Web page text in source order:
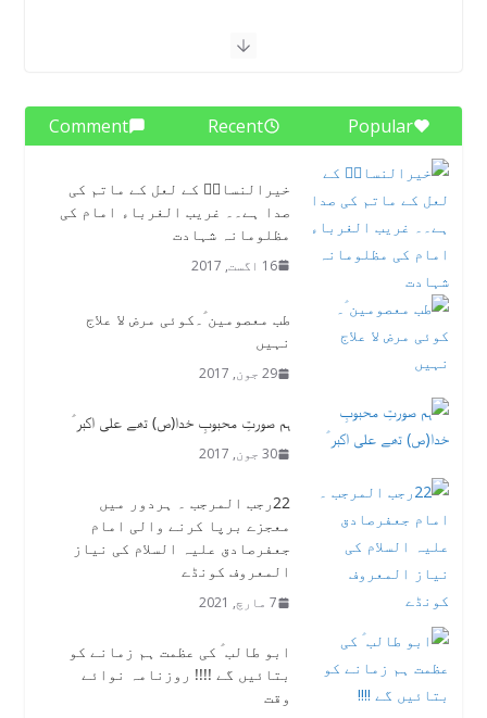
Popular
Recent
Comment
خیرالنساءؑ کے لعل کے ماتم کی
صدا ہے۔۔ غریب الغرباء امام کی
مظلومانہ شہادت
16 اگست, 2017
طب معصومین ؑ۔کوئی مرض لا علاج
نہیں
29 جون, 2017
ہم صورتِ محبوبِ خدا(ص) تھے علی اکبر ​ؑ
30 جون, 2017
22رجب المرجب ۔ ہردور میں
معجزے برپا کرنے والی امام
جعفرصادق علیہ السلام کی نیاز
المعروف کونڈے
7 مارچ, 2021
ابو طالب ؑ کی عظمت ہم زمانے کو
بتائیں گے !!!! روزنامہ نوائے
وقت